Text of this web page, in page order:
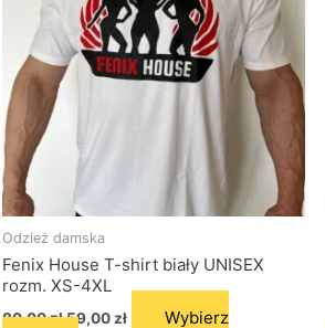
Odzież damska
Fenix House T-shirt biały UNISEX
rozm. XS-4XL
80,00zł59,00 zł
Wybierz
wariantów.
Opcje
można
wybrać
stronie
produktu